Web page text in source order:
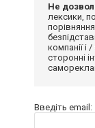
Не
лексики,
компанії і
сторонні
Введіть email: